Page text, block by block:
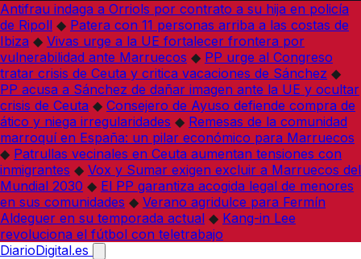
Antifrau indaga a Orriols por contrato a su hija en policía
de Ripoll ◆ Patera con 11 personas arriba a las costas de
Ibiza ◆ Vivas urge a la UE fortalecer frontera por
vulnerabilidad ante Marruecos ◆ PP urge al Congreso
tratar crisis de Ceuta y critica vacaciones de Sánchez ◆
PP acusa a Sánchez de dañar imagen ante la UE y ocultar
crisis de Ceuta ◆ Consejero de Ayuso defiende compra de
ático y niega irregularidades ◆ Remesas de la comunidad
marroquí en España: un pilar económico para Marruecos
◆ Patrullas vecinales en Ceuta aumentan tensiones con
inmigrantes ◆ Vox y Sumar exigen excluir a Marruecos del
Mundial 2030 ◆ El PP garantiza acogida legal de menores
en sus comunidades ◆ Verano agridulce para Fermín
Aldeguer en su temporada actual ◆ Kang-in Lee
revoluciona el fútbol con teletrabajo
DiarioDigital.es